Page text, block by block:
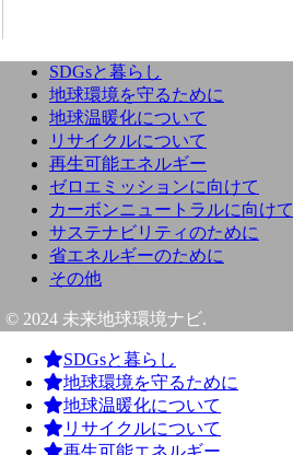
SDGsと暮らし
地球環境を守るために
地球温暖化について
リサイクルについて
再生可能エネルギー
ゼロエミッションに向けて
カーボンニュートラルに向けて
サステナビリティのために
省エネルギーのために
その他
© 2024 未来地球環境ナビ.
SDGsと暮らし
地球環境を守るために
地球温暖化について
リサイクルについて
再生可能エネルギー